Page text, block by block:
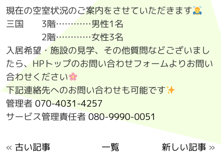
現在の空室状況のご案内をさせていただきます
三国 3階…………男性1名
2階…………女性3名
入居希望・施設の見学、その他質問などございまし
たら、HPトップのお問い合わせフォームよりお問い
合わせください
下記連絡先へのお問い合わせも可能です
管理者070-4031-4257
サービス管理責任者 080-9990-0051
« 古い記事 一覧 新しい記事 »